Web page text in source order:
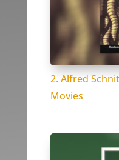
2. Alfred
Movies